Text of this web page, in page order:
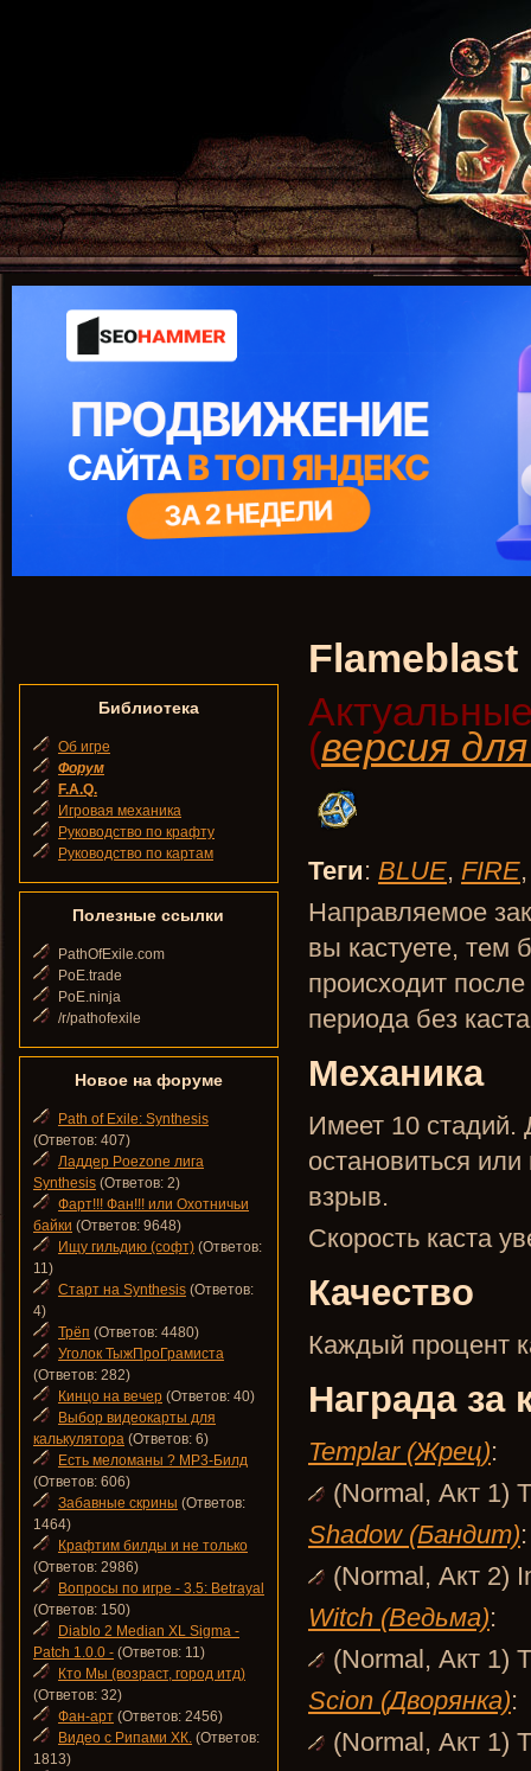
Flameblast
(версия
Теги: BLUE, FIRE
Направляемое
вы кастуете, тем
происходит
периода без
Механика
Имеет 10 стадий.
остановиться
взрыв.
Скорость каста
Качество
Каждый процент
Награда за
Templar (Жрец):
(Normal, Акт 1)
Shadow (Бандит):
(Normal, Акт 2)
Witch (Ведьма):
(Normal, Акт 1)
Scion (Дворянка):
(Normal, Акт 1)
Библиотека
Об игре
Форум
F.A.Q.
Игровая механика
Руководство по крафту
Руководство по картам
Полезные ссылки
PathOfExile.com
PoE.trade
PoE.ninja
/r/pathofexile
Новое на форуме
Path of Exile: Synthesis
(Ответов: 407)
Ладдер Poezone лига
Synthesis (Ответов: 2)
Фарт!!! Фан!!! или Охотничьи
байки (Ответов: 9648)
Ищу гильдию (софт) (Ответов:
11)
Старт на Synthesis (Ответов:
4)
Трёп (Ответов: 4480)
Уголок ТыжПроГрамиста
(Ответов: 282)
Кинцо на вечер (Ответов: 40)
Выбор видеокарты для
калькулятора (Ответов: 6)
Есть меломаны ? MP3-Билд
(Ответов: 606)
Забавные скрины (Ответов:
1464)
Крафтим билды и не только
(Ответов: 2986)
Вопросы по игре - 3.5: Betrayal
(Ответов: 150)
Diablo 2 Median XL Sigma -
Patch 1.0.0 - (Ответов: 11)
Кто Мы (возраст, город итд)
(Ответов: 32)
Фан-арт (Ответов: 2456)
Видео с Рипами ХК. (Ответов:
1813)